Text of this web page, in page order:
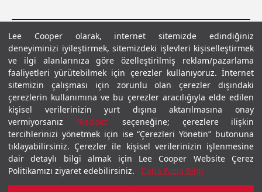
Lee Cooper olarak, internet sitemizde edindiğiniz
deneyiminizi iyileştirmek, sitemizdeki işlevleri kişiselleştirmek
ve ilgi alanlarınıza göre özelleştirilmiş reklam/pazarlama
faaliyetleri yürütebilmek için çerezler kullanıyoruz. İnternet
sitemizin çalışması için zorunlu olan çerezler dışındaki
çerezlerin kullanımına ve bu çerezler aracılığıyla elde edilen
kişisel verilerinizin yurt dışına aktarılmasına onay
vermiyorsanız “Reddet”seçeneğine; çerezlere ilişkin
tercihlerinizi yönetmek için ise “Çerezleri Yönetin” butonuna
tıklayabilirsiniz. Çerezler ile kişisel verilerinizin işlenmesine
dair detaylı bilgi almak için Lee Cooper Website Çerez
Politikamızı ziyaret edebilirsiniz.
Daha Fazla Bilgi
Gizlilik PolitikasıÇerez Politikası KVKK Aydınlatma MetniŞartlar ve Koşullar
© 2026 Leecooper - Tüm Hakları Saklıdır.